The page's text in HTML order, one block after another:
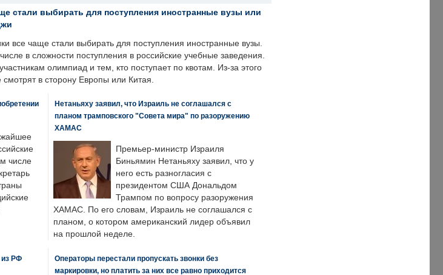
стали выбирать для поступления иностранные вузы или
все чаще стали выбирать для поступления иностранные вузы.
в сложности поступления в российские учебные заведения.
олимпиад и тем, кто поступает по квотам. Из-за этого
смотрят в сторону Европы или Китая.
числе
Нетаньяху заявил, что Израиль не соглашался с
планом трамповского "Совета мира" по разоружению
ХАМАС
Премьер-министр Израиля
Биньямин Нетаньяху заявил, что у
него есть разногласия с
президентом США Дональдом
Трампом по вопросу разоружения
ХАМАС. По его словам, Израиль не соглашался с
планом, о котором американский лидер объявил
на прошлой неделе.
из РФ
Операторы перестали пропускать звонки без
маркировки, но платить за них все равно приходится